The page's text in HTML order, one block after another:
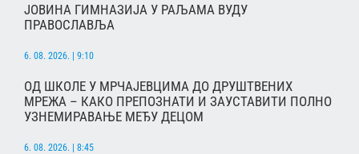
ЈОВИНА ГИМНАЗИЈА У РАЉАМА ВУДУ
ПРАВОСЛАВЉА
6. 08. 2026. | 9:10
ОД ШКОЛЕ У МРЧАЈЕВЦИМА ДО ДРУШТВЕНИХ
МРЕЖА – КАКО ПРЕПОЗНАТИ И ЗАУСТАВИТИ ПОЛНО
УЗНЕМИРАВАЊЕ МЕЂУ ДЕЦОМ
6. 08. 2026. | 8:45